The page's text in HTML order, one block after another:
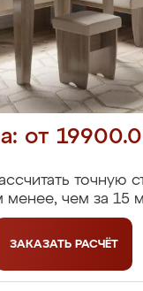
от
точную
менее, чем за 15
ЗАКАЗАТЬ РАСЧЁТ